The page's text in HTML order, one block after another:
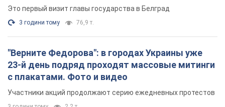
Это первый визит главы государства в Белград
3 години тому 76,9 т.
"Верните Федорова": в городах Украины уже
23-й день подряд проходят массовые митинги
с плакатами. Фото и видео
Участники акций продолжают серию ежедневных протестов